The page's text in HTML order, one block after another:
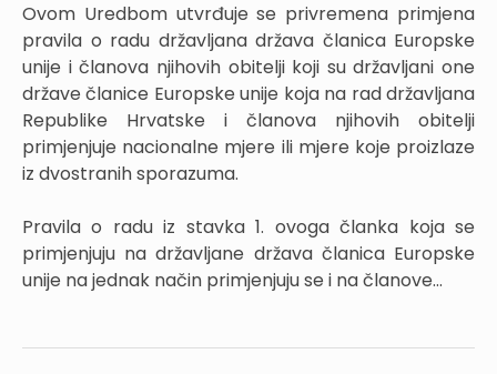
Ovom Uredbom utvrđuje se privremena primjena
pravila o radu državljana država članica Europske
unije i članova njihovih obitelji koji su državljani one
države članice Europske unije koja na rad državljana
Republike Hrvatske i članova njihovih obitelji
primjenjuje nacionalne mjere ili mjere koje proizlaze
iz dvostranih sporazuma.
Pravila o radu iz stavka 1. ovoga članka koja se
primjenjuju na državljane država članica Europske
unije na jednak način primjenjuju se i na članove...